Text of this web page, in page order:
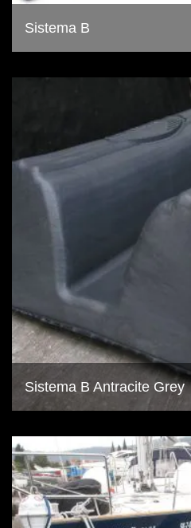
Sistema B
Sistema B Antracite Grey